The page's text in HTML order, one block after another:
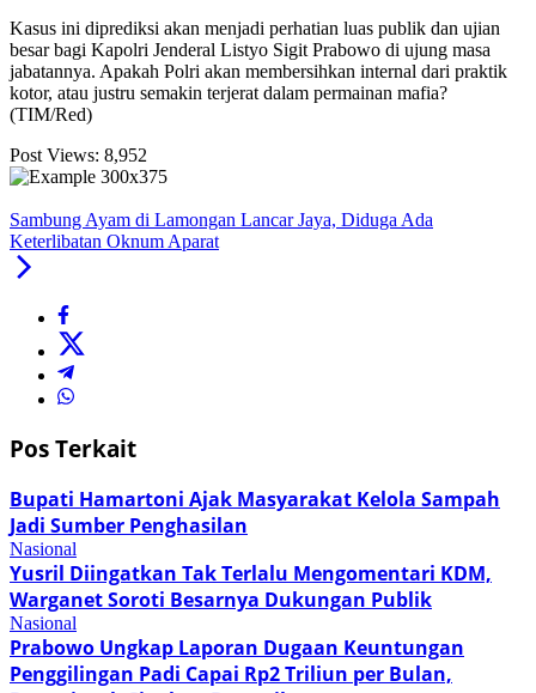
Kasus ini diprediksi akan menjadi perhatian luas publik dan ujian
besar bagi Kapolri Jenderal Listyo Sigit Prabowo di ujung masa
jabatannya. Apakah Polri akan membersihkan internal dari praktik
kotor, atau justru semakin terjerat dalam permainan mafia?
(TIM/Red)
Post Views: 8,952
Sambung Ayam di Lamongan Lancar Jaya, Diduga Ada
Keterlibatan Oknum Aparat
Pos Terkait
Bupati Hamartoni Ajak Masyarakat Kelola Sampah
Jadi Sumber Penghasilan
Nasional
Yusril Diingatkan Tak Terlalu Mengomentari KDM,
Warganet Soroti Besarnya Dukungan Publik
Nasional
Prabowo Ungkap Laporan Dugaan Keuntungan
Penggilingan Padi Capai Rp2 Triliun per Bulan,